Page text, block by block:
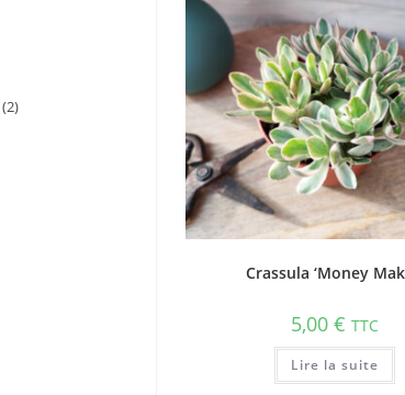
Crassula ‘Money
5,00€ TTC
Lire la suite
2